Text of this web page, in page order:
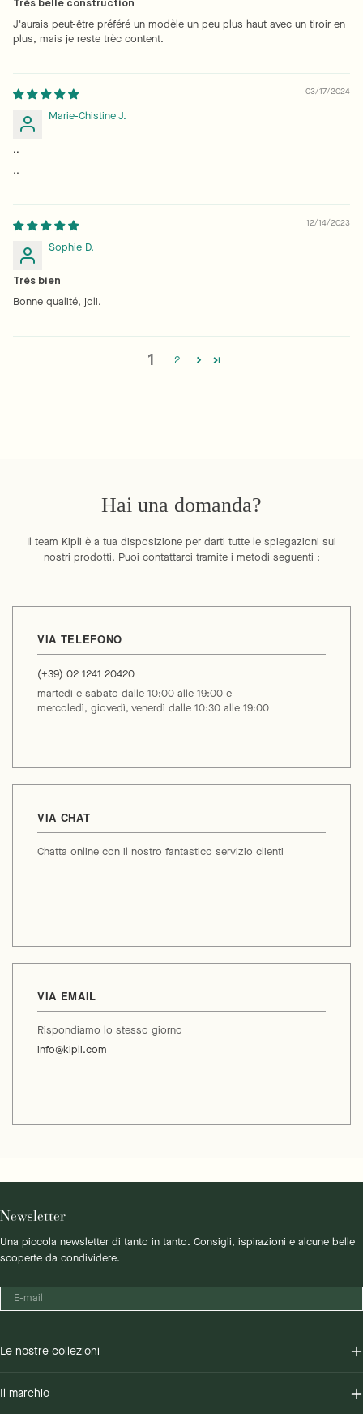
Très belle construction
J'aurais peut-être préféré un modèle un peu plus haut avec un tiroir en
plus, mais je reste trèc content.
03/17/2024
Marie-Chistine J.
..
..
12/14/2023
Sophie D.
Très bien
Bonne qualité, joli.
1 2
Hai una domanda?
Il team Kipli è a tua disposizione per darti tutte le spiegazioni sui
nostri prodotti. Puoi contattarci tramite i metodi seguenti :
VIA TELEFONO
(+39) 02 1241 20420
martedì e sabato dalle 10:00 alle 19:00 e
mercoledì, giovedì, venerdì dalle 10:30 alle 19:00
VIA CHAT
Chatta online con il nostro fantastico servizio clienti
VIA EMAIL
Rispondiamo lo stesso giorno
info@kipli.com
Newsletter
Una piccola newsletter di tanto in tanto. Consigli, ispirazioni e alcune belle
scoperte da condividere.
mail
Le nostre collezioni
Il marchio